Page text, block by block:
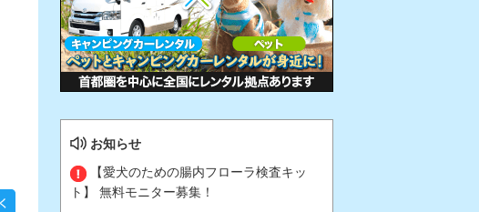
お知らせ
【愛犬のための腸内フローラ検査キッ
ト】 無料モニター募集！